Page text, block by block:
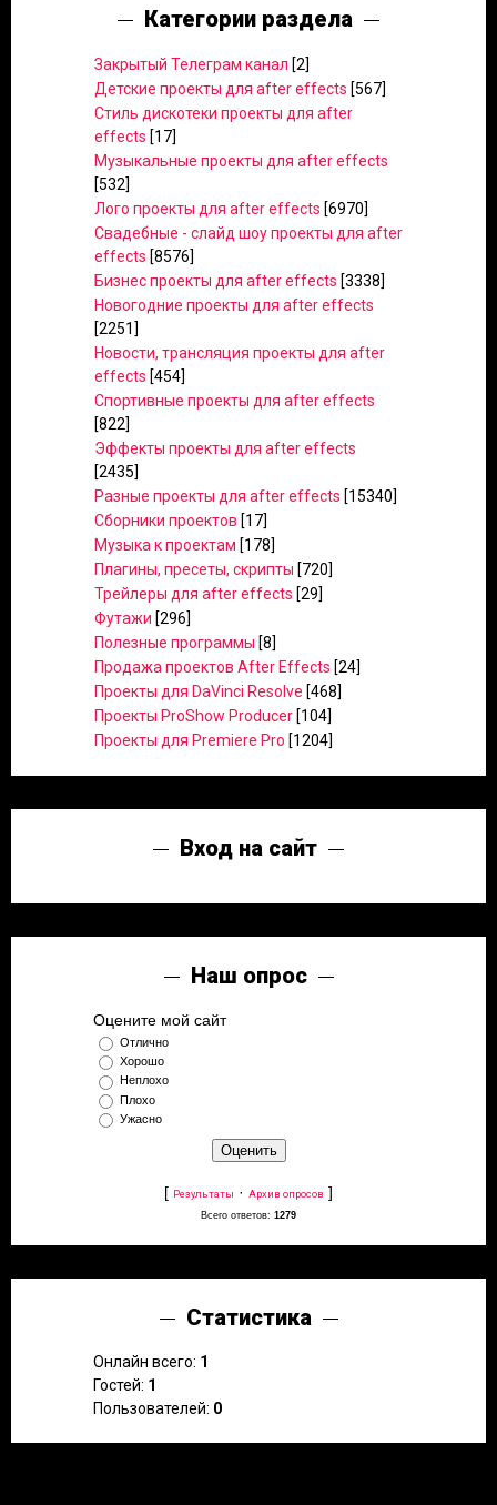
Категории раздела
Закрытый Телеграм канал [2]
Детские проекты для after effects [567]
Стиль дискотеки проекты для after
effects [17]
Музыкальные проекты для after effects
[532]
Лого проекты для after effects [6970]
Свадебные - слайд шоу проекты для after
effects [8576]
Бизнес проекты для after effects [3338]
Новогодние проекты для after effects
[2251]
Новости, трансляция проекты для after
effects [454]
Спортивные проекты для after effects
[822]
Эффекты проекты для after effects
[2435]
Разные проекты для after effects [15340]
Сборники проектов [17]
Музыка к проектам [178]
Плагины, пресеты, скрипты [720]
Трейлеры для after effects [29]
Футажи [296]
Полезные программы [8]
Продажа проектов After Effects [24]
Проекты для DaVinci Resolve [468]
Проекты ProShow Producer [104]
Проекты для Premiere Pro [1204]
Вход на сайт
Наш опрос
Оцените мой сайт
Отлично
Хорошо
Неплохо
Плохо
Ужасно
[ Результаты · Архив опросов ]
Всего ответов: 1279
Статистика
Онлайн всего: 1
Гостей: 1
Пользователей: 0